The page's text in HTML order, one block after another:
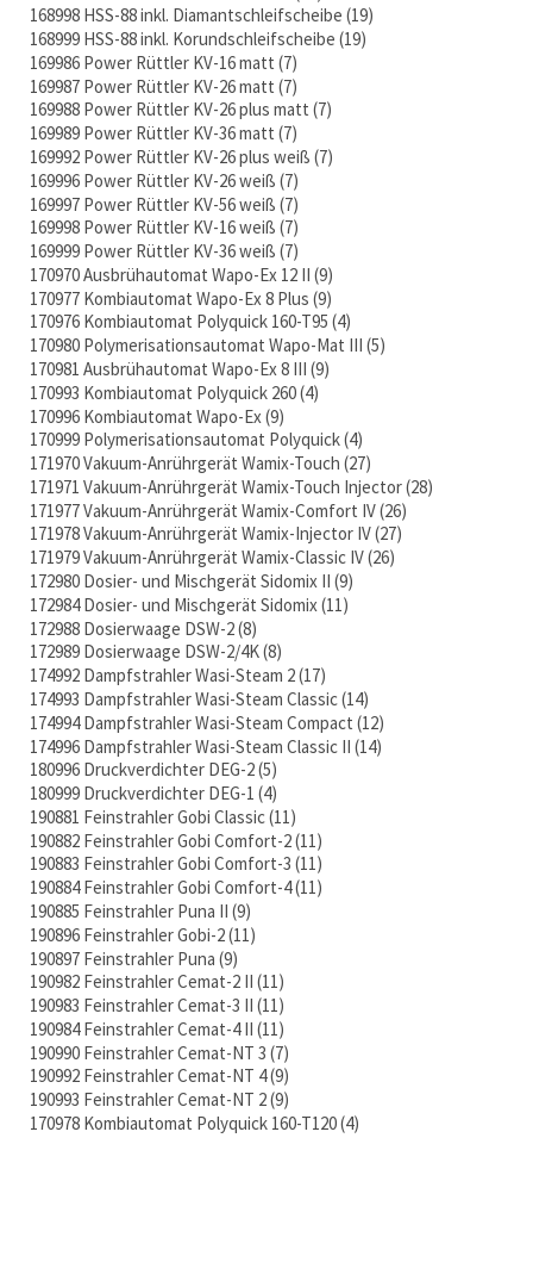
168998 HSS-88 inkl. Diamantschleifscheibe 19
168999 HSS-88 inkl. Korundschleifscheibe 19
169986 Power Rüttler KV-16 matt 7
169987 Power Rüttler KV-26 matt 7
169988 Power Rüttler KV-26 plus matt 7
169989 Power Rüttler KV-36 matt 7
169992 Power Rüttler KV-26 plus weiß 7
169996 Power Rüttler KV-26 weiß 7
169997 Power Rüttler KV-56 weiß 7
169998 Power Rüttler KV-16 weiß 7
169999 Power Rüttler KV-36 weiß 7
170970 Ausbrühautomat Wapo-Ex 12 II 9
170977 Kombiautomat Wapo-Ex 8 Plus 9
170976 Kombiautomat Polyquick 160-T95 4
170980 Polymerisationsautomat Wapo-Mat III 5
170981 Ausbrühautomat Wapo-Ex 8 III 9
170993 Kombiautomat Polyquick 260 4
170996 Kombiautomat Wapo-Ex 9
170999 Polymerisationsautomat Polyquick 4
171970 Vakuum-Anrührgerät Wamix-Touch 27
171971 Vakuum-Anrührgerät Wamix-Touch Injector 28
171977 Vakuum-Anrührgerät Wamix-Comfort IV 26
171978 Vakuum-Anrührgerät Wamix-Injector IV 27
171979 Vakuum-Anrührgerät Wamix-Classic IV 26
172980 Dosier- und Mischgerät Sidomix II 9
172984 Dosier- und Mischgerät Sidomix 11
172988 Dosierwaage DSW-2 8
172989 Dosierwaage DSW-2/4K 8
174992 Dampfstrahler Wasi-Steam 2 17
174993 Dampfstrahler Wasi-Steam Classic 14
174994 Dampfstrahler Wasi-Steam Compact 12
174996 Dampfstrahler Wasi-Steam Classic II 14
180996 Druckverdichter DEG-2 5
180999 Druckverdichter DEG-1 4
190881 Feinstrahler Gobi Classic 11
190882 Feinstrahler Gobi Comfort-2 11
190883 Feinstrahler Gobi Comfort-3 11
190884 Feinstrahler Gobi Comfort-4 11
190885 Feinstrahler Puna II 9
190896 Feinstrahler Gobi-2 11
190897 Feinstrahler Puna 9
190982 Feinstrahler Cemat-2 II 11
190983 Feinstrahler Cemat-3 II 11
190984 Feinstrahler Cemat-4 II 11
190990 Feinstrahler Cemat-NT 3 7
190992 Feinstrahler Cemat-NT 4 9
190993 Feinstrahler Cemat-NT 2 9
170978 Kombiautomat Polyquick 160-T120 4